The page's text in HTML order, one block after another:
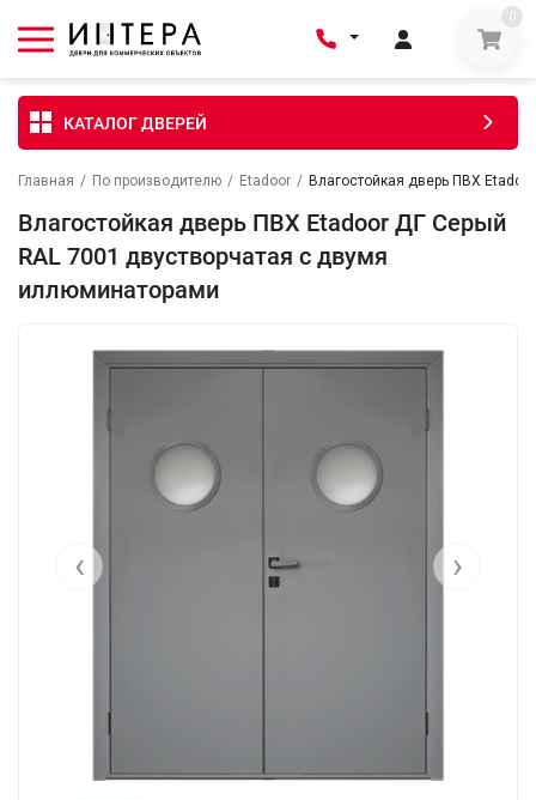
0
КАТАЛОГ ДВЕРЕЙ
Главная / По производителю / Etadoor / Влагостойкая дверь ПВХ
Влагостойкая дверь ПВХ Etadoor ДГ Серый
RAL 7001 двустворчатая с двумя
иллюминаторами
‹ ›